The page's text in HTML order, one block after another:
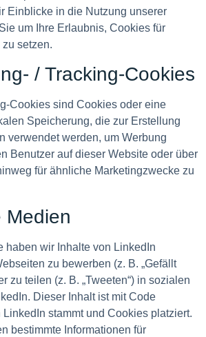
Einblicke in die Nutzung unserer
um Ihre Erlaubnis, Cookies für
setzen.
/ Tracking-Cookies
Cookies sind Cookies oder eine
Speicherung, die zur Erstellung
verwendet werden, um Werbung
Benutzer auf dieser Website oder über
für ähnliche Marketingzwecke zu
Medien
haben wir Inhalte von LinkedIn
zu bewerben (z. B. „Gefällt
zu teilen (z. B. „Tweeten“) in sozialen
Dieser Inhalt ist mit Code
stammt und Cookies platziert.
bestimmte Informationen für